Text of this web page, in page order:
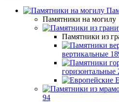
Памятники на могилу
Памятники из
вертикальные
горизонтальные
94